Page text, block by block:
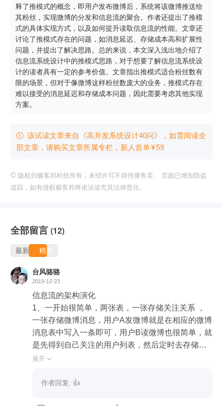
释了推模式的概念，即用户发布微博后，系统将该微博推送给
其粉丝，实现微博的分发和信息流的聚合。作者还提出了推模
式的具体实现方式，以及如何提升读取信息流的性能。文章还
讨论了推模式存在的问题，如消息延迟、存储成本高和扩展性
问题，并提出了解决思路。总的来说，本文深入浅出地介绍了
信息流系统设计中的推模式思路，对于想要了解信息流系统设
计的读者具有一定的参考价值。文章指出推模式适合粉丝数有
限的场景，但对于像微博这样粉丝数庞大的业务，推模式存在
难以接受的消息延迟和存储成本问题，因此需要考虑其他实现
方案。
 该试读文章来自《高并发系统设计40问》，如需阅读全
部文章，请购买文章所属专栏 ，新⼈⾸单¥59
© 版权归极客邦科技所有，未经许可不得传播售卖。 页面已增加防盗
追踪，如有侵权极客邦将依法追究其法律责任。
全部留言 (12)
最新 精选
台风骆骆
2019-12-23
信息流的架构演化
1、一开始很简单，两张表，一张存储关注关系 ，
一张存储微博消息，用户A发微博就是在相应的微博
消息表中写入一条即可，用户B读微博也很简单，就
是先得到自己关注的用户列表，然后定时去存储微
博消息表中去读取自己关注的微博展示出来即可，
的读操作太多了，并发过大。
展开 
作者回复: 👍